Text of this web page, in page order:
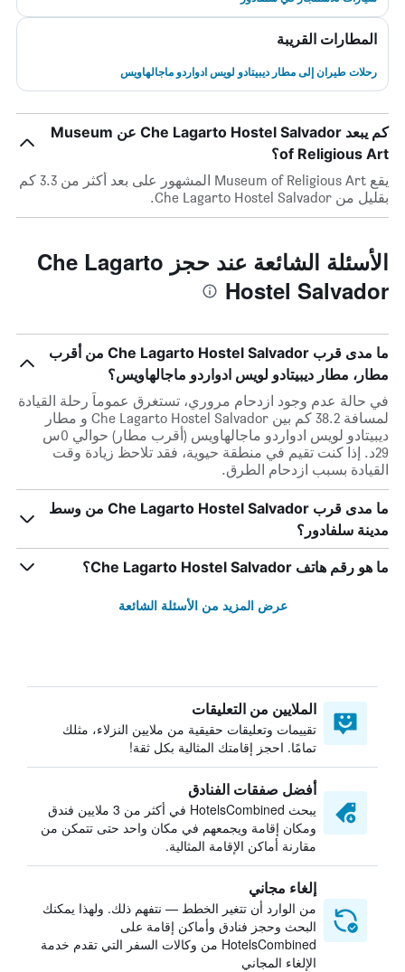
المطارات القريبة
رحلات طيران إلى مطار ديبيتادو لويس ادواردو ماجالهاويس
كم يبعد Che Lagarto Hostel Salvador عن Museum
of Religious Art؟
يقع Museum of Religious Art المشهور على بعد أكثر من 3.3 كم
بقليل من Che Lagarto Hostel Salvador.
الأسئلة الشائعة عند حجز Che Lagarto
Hostel Salvador
ما مدى قرب Che Lagarto Hostel Salvador من أقرب
مطار، مطار ديبيتادو لويس ادواردو ماجالهاويس؟
في حالة عدم وجود ازدحام مروري، تستغرق عموماً رحلة القيادة
لمسافة 38.2 كم بين Che Lagarto Hostel Salvador و مطار
ديبيتادو لويس ادواردو ماجالهاويس (أقرب مطار) حوالي 0س
29د. إذا كنت تقيم في منطقة حيوية، فقد تلاحظ زيادة وقت
القيادة بسبب ازدحام الطرق.
ما مدى قرب Che Lagarto Hostel Salvador من وسط
مدينة سلفادور؟
ما هو رقم هاتف Che Lagarto Hostel Salvador؟
عرض المزيد من الأسئلة الشائعة
الملايين من التعليقات
تقييمات وتعليقات حقيقية من ملايين النزلاء، مثلك
تمامًا. احجز إقامتك المثالية بكل ثقة!
أفضل صفقات الفنادق
يبحث HotelsCombined في أكثر من 3 ملايين فندق
ومكان إقامة ويجمعهم في مكان واحد حتى تتمكن من
مقارنة أماكن الإقامة المثالية.
إلغاء مجاني
من الوارد أن تتغير الخطط — نتفهم ذلك. ولهذا يمكنك
البحث وحجز فنادق وأماكن إقامة على
HotelsCombined من وكالات السفر التي تقدم خدمة
الإلغاء المجاني